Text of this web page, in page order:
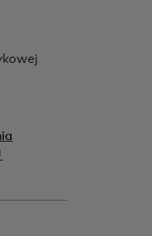
tab
in a new tab